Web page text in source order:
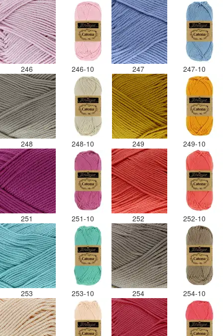
246 246-10 247 247-10
248 248-10 249 249-10
251 251-10 252 252-10
253 253-10 254 254-10